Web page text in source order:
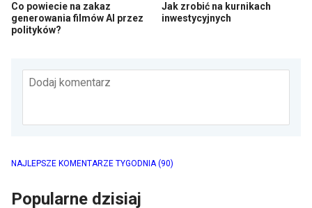
Co powiecie na zakaz
generowania filmów AI przez
polityków?
Jak zrobić na kurnikach
inwestycyjnych
Dodaj komentarz
NAJLEPSZE KOMENTARZE TYGODNIA(90)
Popularne dzisiaj